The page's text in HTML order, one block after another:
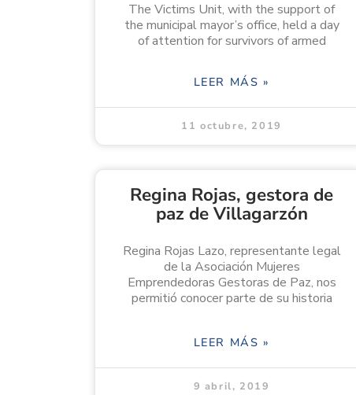
The Victims Unit, with the support of
the municipal mayor’s office, held a day
of attention for survivors of armed
LEER MÁS »
11 octubre, 2019
Regina Rojas, gestora de
paz de Villagarzón
Regina Rojas Lazo, representante legal
de la Asociación Mujeres
Emprendedoras Gestoras de Paz, nos
permitió conocer parte de su historia
LEER MÁS »
9 abril, 2019